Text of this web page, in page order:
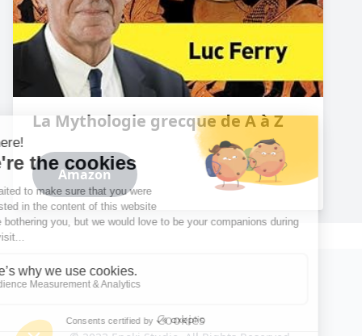
La Mythologie grecque de A à Z
Amazon
Cookies